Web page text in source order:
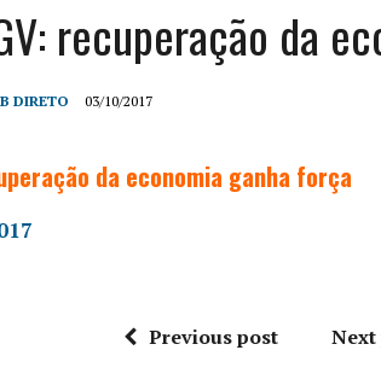
recuperação da
DIRETO 03/10/2017
da economia ganha força
Previous post